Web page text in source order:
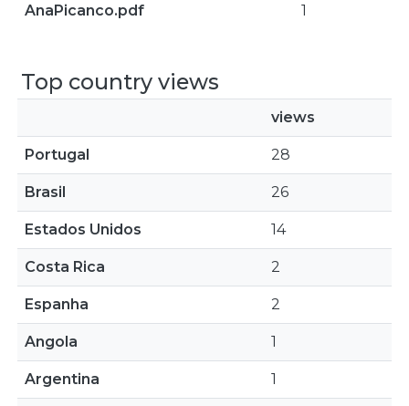
AnaPicanco.pdf 1
Top country views
views
Portugal 28
Brasil 26
Estados Unidos 14
Costa Rica 2
Espanha 2
Angola 1
Argentina 1